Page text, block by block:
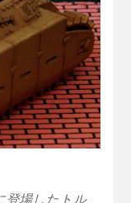
登場したトル